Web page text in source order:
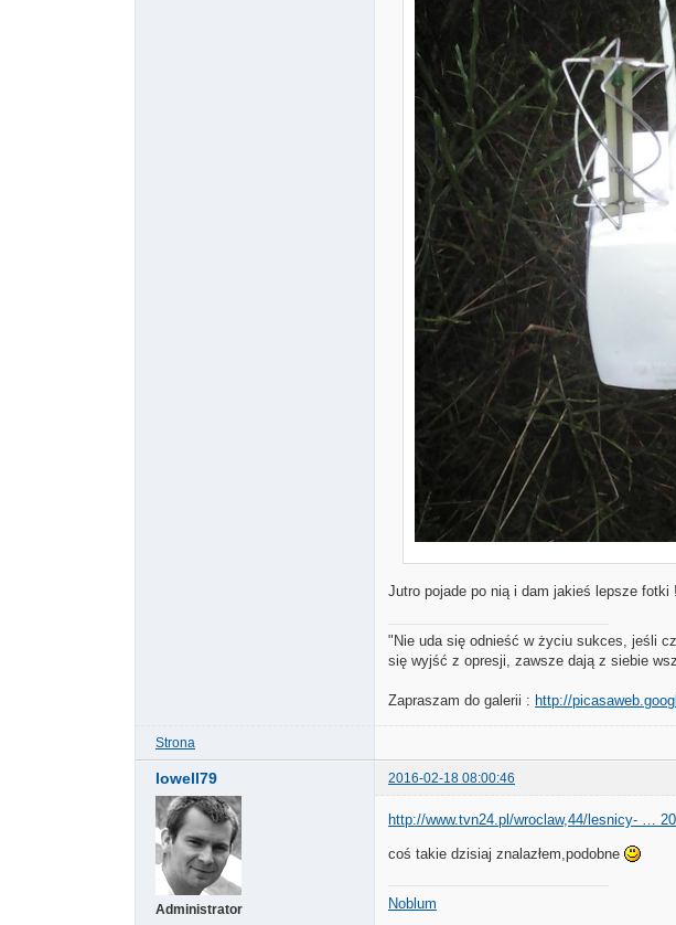
Jutro pojade po nią i dam jakieś lepsze fotki !
"Nie uda się odnieść w życiu sukces, jeśli
się wyjść z opresji, zawsze dają z siebie
Zapraszam do galerii : http://
Strona
lowell79 2016-02-18 08:00:46
Administrator
http://www.tvn24.pl/wroclaw,44/lesnicy- …
coś takie dzisiaj znalazłem,podobne
Noblum